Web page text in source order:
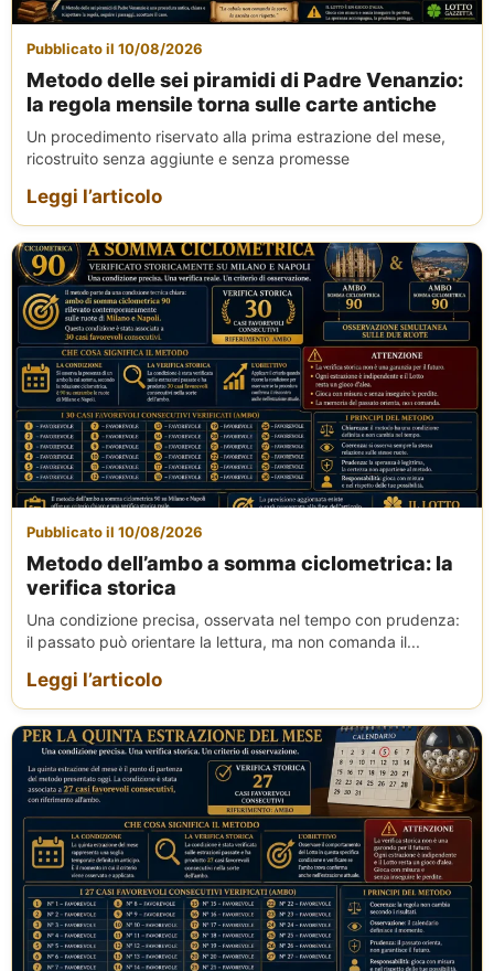
Pubblicato il 10/08/2026
Metodo delle sei piramidi di Padre Venanzio:
la regola mensile torna sulle carte antiche
Un procedimento riservato alla prima estrazione del mese,
ricostruito senza aggiunte e senza promesse
Leggi l’articolo
Pubblicato il 10/08/2026
Metodo dell’ambo a somma ciclometrica: la
verifica storica
Una condizione precisa, osservata nel tempo con prudenza:
il passato può orientare la lettura, ma non comanda il...
Leggi l’articolo